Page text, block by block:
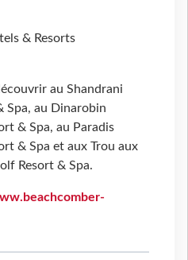
& Resorts
au Shandrani
Spa, au Dinarobin
& Spa, au Paradis
& Spa et aux Trou aux
Resort & Spa.